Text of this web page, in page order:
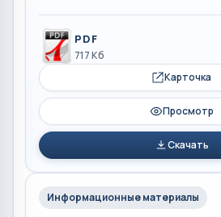
PDF
717 Кб
Карточка
Просмотр
Скачать
Информационные материалы